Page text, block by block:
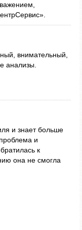
внимательный,
анализы.
и знает больше
и
к
она не смогла